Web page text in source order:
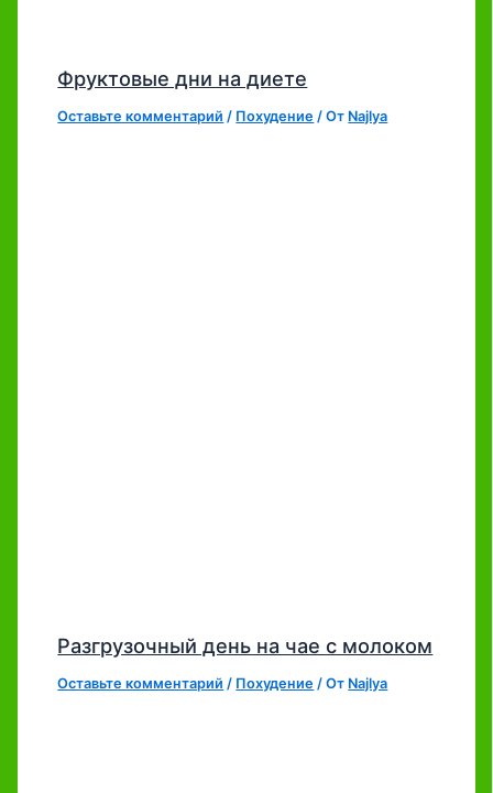
Фруктовые дни на диете
Оставьте комментарий / Похудение / От Najlya
Разгрузочный день на чае с молоком
Оставьте комментарий / Похудение / От Najlya